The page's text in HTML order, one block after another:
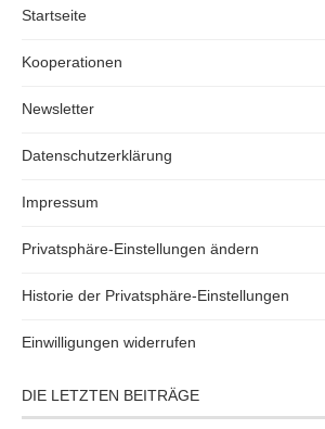
Startseite
Kooperationen
Newsletter
Datenschutzerklärung
Impressum
Privatsphäre-Einstellungen ändern
Historie der Privatsphäre-Einstellungen
Einwilligungen widerrufen
DIE LETZTEN BEITRÄGE